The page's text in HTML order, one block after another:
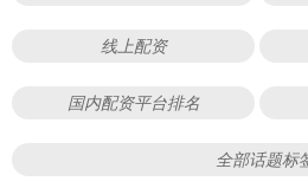
线上配资
国内配资平台排名
全部话题标